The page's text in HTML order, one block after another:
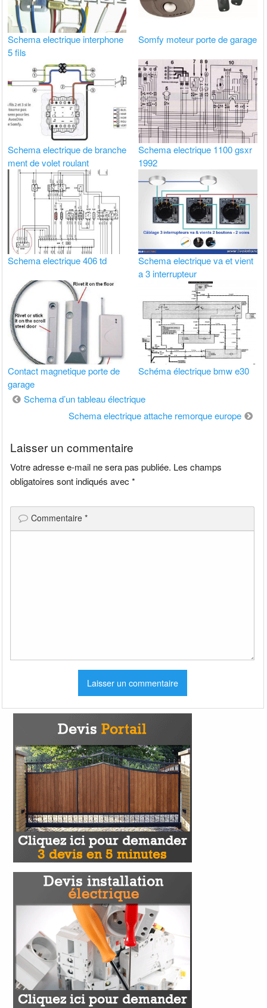
Schema electrique interphone
5 fils
Somfy moteur porte de garage
Schema electrique de branche
ment de volet roulant
Schema electrique 1100 gsxr
1992
Schema electrique 406 td
Schema electrique va et vient
a 3 interrupteur
Contact magnetique porte de
garage
Schéma électrique bmw e30
Navigation
Schema d’un tableau électrique
Schema electrique attache remorque europe
Laisser un commentaire
Votre adresse e-mail ne sera pas publiée. Les champs
obligatoires sont indiqués avec*
Commentaire*